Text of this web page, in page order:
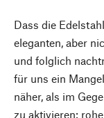
Dass die
eleganten, aber
und folglich
für uns ein
näher, als im
zu aktivieren: